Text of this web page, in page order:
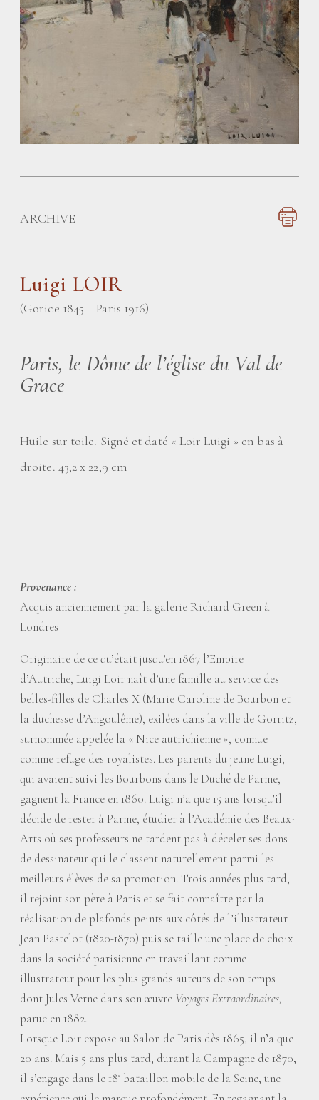
ARCHIVE
Luigi LOIR
(Gorice 1845 – Paris 1916)
Paris, le Dôme de l’église du Val de
Grace
Huile sur toile. Signé et daté « Loir Luigi » en bas à
droite. 43,2 x 22,9 cm
Provenance :
Acquis anciennement par la galerie Richard Green à
Londres
Originaire de ce qu’était jusqu’en 1867 l’Empire
d’Autriche, Luigi Loir naît d’une famille au service des
belles-filles de Charles X (Marie Caroline de Bourbon et
la duchesse d’Angoulême), exilées dans la ville de Gorritz,
surnommée appelée la « Nice autrichienne», connue
comme refuge des royalistes. Les parents du jeune Luigi,
qui avaient suivi les Bourbons dans le Duché de Parme,
gagnent la France en 1860. Luigi n’a que 15 ans lorsqu’il
décide de rester à Parme, étudier à l’Académie des Beaux-
Arts où ses professeurs ne tardent pas à déceler ses dons
de dessinateur qui le classent naturellement parmi les
meilleurs élèves de sa promotion. Trois années plus tard,
il rejoint son père à Paris et se fait connaître par la
réalisation de plafonds peints aux côtés de l’illustrateur
Jean Pastelot (1820-1870) puis se taille une place de choix
dans la société parisienne en travaillant comme
illustrateur pour les plus grands auteurs de son temps
dont Jules Verne dans son œuvre Voyages Extraordinaires,
parue en 1882.
Lorsque Loir expose au Salon de Paris dès 1865, il n’a que
20 ans. Mais 5 ans plus tard, durant la Campagne de 1870,
il s’engage dans le 18e bataillon mobile de la Seine, une